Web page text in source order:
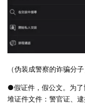
（伪装成警察的诈骗分子
●假证件，假公文。为
堆证件文件：警官证、